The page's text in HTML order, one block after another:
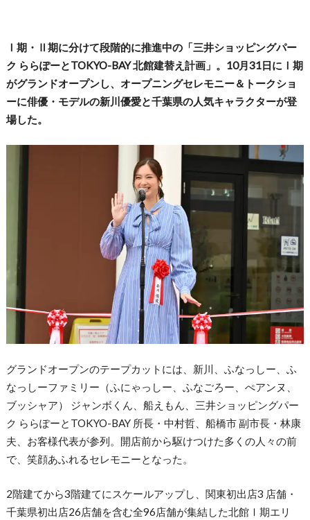
Ⅰ期・Ⅱ期に分けて段階的に推進中の「三井ショッピングパー
ク ららぽーとTOKYO-BAY 北館建替え計画」。10月31日にⅠ期
がグランドオープンし、オープニングセレモニー＆トークショ
ーに俳優・モデルの新川優愛と千葉県の人気キャラクターが登
場した。
グランドオープンのテープカットには、新川、ふなっしー、ふ
なっしーファミリー（ふにゃっしー、ふなごろー、ぺアンヌ、
ブッシャア） ジャンボくん、船えもん、三井ショッピングパー
ク ららぽーとTOKYO-BAY 所長・中村哲、船橋市 副市長・林康
夫、お客様代表が参列。開店前から駆けつけた多くの人々の前
で、笑顔あふれるセレモニーとなった。
2階建てから3階建てにスケールアップし、関東初出店3 店舗・
千葉県初出店26店舗を含む全96店舗が集結した北館Ⅰ期エリ